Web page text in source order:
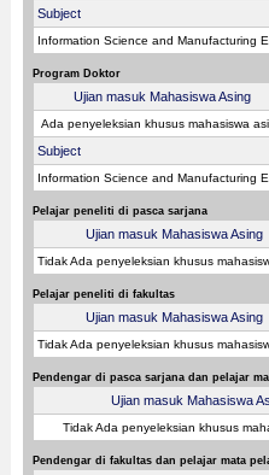
Subject
Information Science and Manufacturing
Program Doktor
Ujian masuk Mahasiswa Asing
Ada penyeleksian khusus mahasiswa
Subject
Information Science and Manufacturing
Pelajar peneliti di pasca sarjana
Ujian masuk Mahasiswa Asing
Tidak Ada penyeleksian khusus
Pelajar peneliti di fakultas
Ujian masuk Mahasiswa Asing
Tidak Ada penyeleksian khusus
Pendengar di pasca sarjana dan pelajar
Ujian masuk Mahasiswa
Tidak Ada penyeleksian khusus
Pendengar di fakultas dan pelajar mata